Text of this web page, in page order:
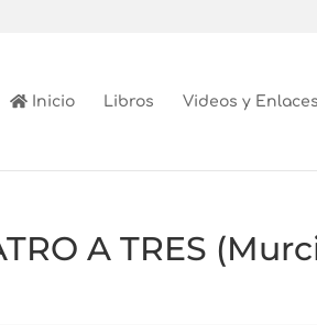
Inicio Libros Videos y Enlaces
A TRES